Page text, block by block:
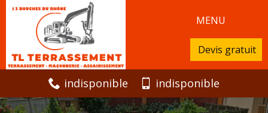
MENU
Devis gratuit
indisponible indisponible